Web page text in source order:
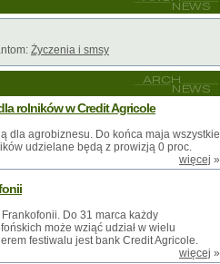
Życzenia i smsy
rolników w Credit Agricole
dla agrobiznesu. Do końca maja wszystkie
udzielane będą z prowizją 0 proc.
więcej »
Do 31 marca każdy
może wziąć udział w wielu
festiwalu jest bank Credit Agricole.
więcej »